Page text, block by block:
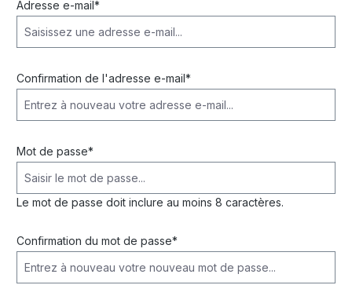
Adresse e-mail*
Confirmation de l'adresse e-mail*
Mot de passe*
Le mot de passe doit inclure au moins 8 caractères.
Confirmation du mot de passe*